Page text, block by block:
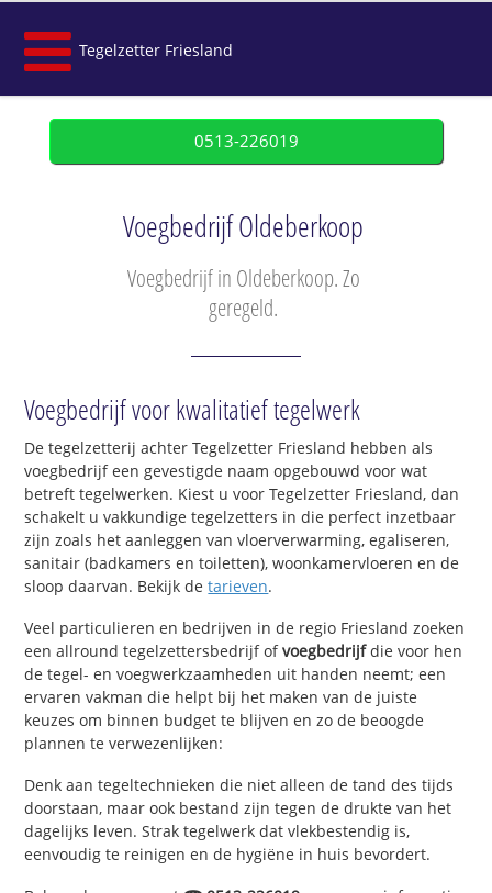
Tegelzetter Friesland
0513-226019
Voegbedrijf Oldeberkoop
Voegbedrijf in Oldeberkoop. Zo
geregeld.
Voegbedrijf voor kwalitatief tegelwerk
De tegelzetterij achter Tegelzetter Friesland hebben als
voegbedrijf een gevestigde naam opgebouwd voor wat
betreft tegelwerken. Kiest u voor Tegelzetter Friesland, dan
schakelt u vakkundige tegelzetters in die perfect inzetbaar
zijn zoals het aanleggen van vloerverwarming, egaliseren,
sanitair (badkamers en toiletten), woonkamervloeren en de
sloop daarvan. Bekijk detarieven.
Veel particulieren en bedrijven in de regio Friesland zoeken
een allround tegelzettersbedrijf ofvoegbedrijfdie voor hen
de tegel- en voegwerkzaamheden uit handen neemt; een
ervaren vakman die helpt bij het maken van de juiste
keuzes om binnen budget te blijven en zo de beoogde
plannen te verwezenlijken:
Denk aan tegeltechnieken die niet alleen de tand des tijds
doorstaan, maar ook bestand zijn tegen de drukte van het
dagelijks leven. Strak tegelwerk dat vlekbestendig is,
eenvoudig te reinigen en de hygiëne in huis bevordert.